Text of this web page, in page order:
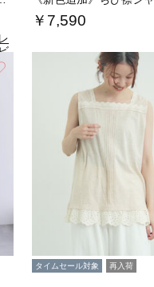
レ
￥7,590
4.6（31）
タイムセール対象 再入荷